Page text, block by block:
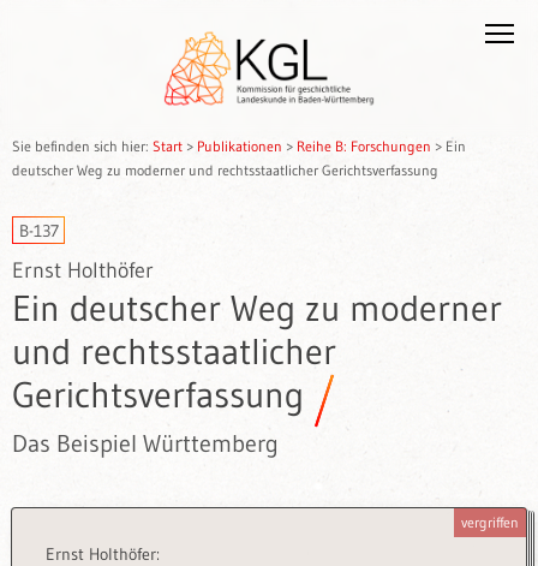
Sie befinden sich hier: Start > Publikationen > Reihe B: Forschungen > Ein
deutscher Weg zu moderner und rechtsstaatlicher Gerichtsverfassung
B-137
Ernst Holthöfer
Ein deutscher Weg zu moderner
und rechtsstaatlicher
Gerichtsverfassung
Das Beispiel Württemberg
Ernst Holthöfer:
vergriffen